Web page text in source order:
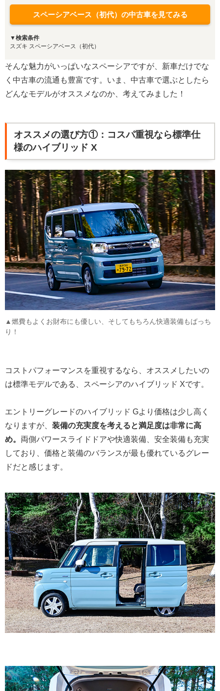
スペーシアベース（初代）の中古車を見てみる
▼検索条件
スズキ スペーシアベース（初代）
そんな魅力がいっぱいなスペーシアですが、新車だけでな
く中古車の流通も豊富です。いま、中古車で選ぶとしたら
どんなモデルがオススメなのか、考えてみました！
オススメの選び方①：コスパ重視なら標準仕
様のハイブリッド X
▲燃費もよくお財布にも優しい、そしてもちろん快適装備もばっち
り！
コストパフォーマンスを重視するなら、オススメしたいの
は標準モデルである、スペーシアのハイブリッド Xです。
エントリーグレードのハイブリッド Gより価格は少し高く
なりますが、 装備の充実度を考えると満足度は非常に高
め。 両側パワースライドドアや快適装備、安全装備も充実
しており、価格と装備のバランスが最も優れているグレー
ドだと感じます。